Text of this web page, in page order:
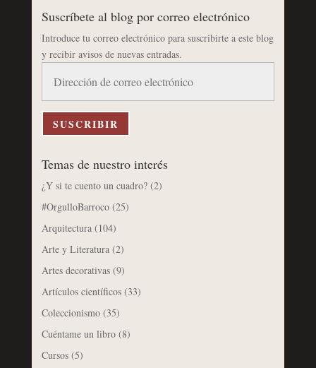
Suscríbete al blog por correo electrónico
Introduce tu correo electrónico para suscribirte a este blog
y recibir avisos de nuevas entradas.
correo
electrónico
SUSCRIBIR
Temas de nuestro interés
¿Y si te cuento un cuadro?(2)
#OrgulloBarroco(25)
Arquitectura(104)
Arte y Literatura(2)
Artes decorativas(9)
Artículos científicos(33)
Coleccionismo(35)
Cuéntame un libro(8)
Cursos(5)